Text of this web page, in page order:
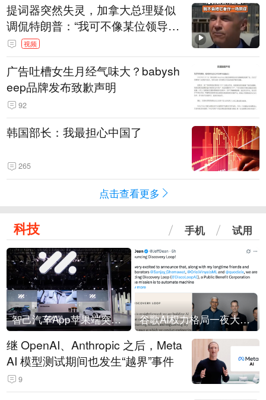
提词器突然失灵，加拿大总理疑似
调侃特朗普：“我可不像某位领导
人，把这当成一场阴谋”，全场哄笑
视频
广告吐槽女生月经气味大？babysh
eep品牌发布致歉声明
92
韩国部长：我最担心中国了
265
点击查看更多
科技 手机 试用
智己汽车App苹果端突然“下架” 谷歌AI权力格局一夜大洗牌
继 OpenAI、Anthropic 之后，Meta
AI 模型测试期间也发生“越界”事件
9